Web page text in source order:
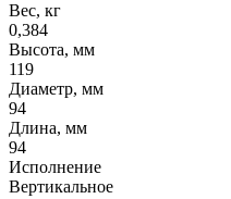
Вес, кг
0,384
Высота, мм
119
Диаметр, мм
94
Длина, мм
94
Исполнение
Вертикальное